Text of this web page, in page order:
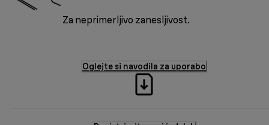
Za neprimerljivo zanesljivost.
Oglejte si navodila za uporabo